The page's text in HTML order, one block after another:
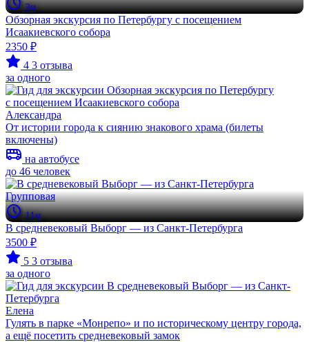
3ч
Обзорная экскурсия по Петербургу с посещением
Исаакиевского собора
2350 ₽
4 3 отзыва
за одного
Александра
От истории города к сиянию знакового храма (билеты
включены)
на автобусе
до 46 человек
Групповая
11ч
В средневековый Выборг — из Санкт-Петербурга
3500 ₽
5 3 отзыва
за одного
Елена
Гулять в парке «Монрепо» и по историческому центру города,
а ещё посетить средневековый замок